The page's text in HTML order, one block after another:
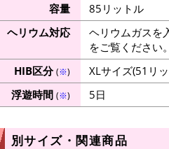
容量
85リットル
ヘリウム対応
ヘリウムガスを
をご覧ください。
HIB区分(※)
XLサイズ(51リ
浮遊時間 (※) 5日
別サイズ・関連商品